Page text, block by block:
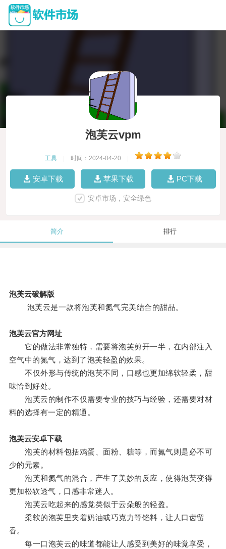
泡芙云vpm
工具 时间：2024-04-20
安卓下载 苹果下载 PC下载
安卓市场，安全绿色
简介 排行
泡芙云破解版
泡芙云是一款将泡芙和氮气完美结合的甜品。
泡芙云官方网址
它的做法非常独特，需要将泡芙剪开一半，在内部注入
空气中的氮气，达到了泡芙轻盈的效果。
不仅外形与传统的泡芙不同，口感也更加绵软轻柔，甜
味恰到好处。
泡芙云的制作不仅需要专业的技巧与经验，还需要对材
料的选择有一定的精通。
泡芙云安卓下载
泡芙的材料包括鸡蛋、面粉、糖等，而氮气则是必不可
少的元素。
泡芙和氮气的混合，产生了美妙的反应，使得泡芙变得
更加松软透气，口感非常迷人。
泡芙云吃起来的感觉类似于云朵般的轻盈。
柔软的泡芙里夹着奶油或巧克力等馅料，让人口齿留
香。
每一口泡芙云的味道都能让人感受到美好的味觉享受，